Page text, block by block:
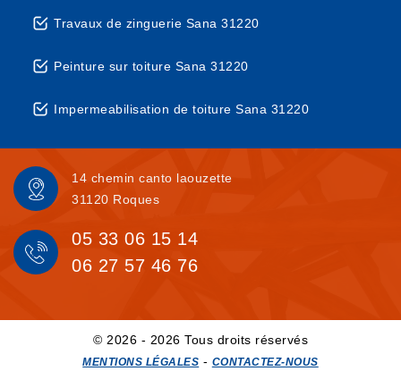
Travaux de zinguerie Sana 31220
Peinture sur toiture Sana 31220
Impermeabilisation de toiture Sana 31220
14 chemin canto laouzette
31120 Roques
05 33 06 15 14
06 27 57 46 76
© 2026 - 2026 Tous droits réservés
MENTIONS LÉGALES - CONTACTEZ-NOUS